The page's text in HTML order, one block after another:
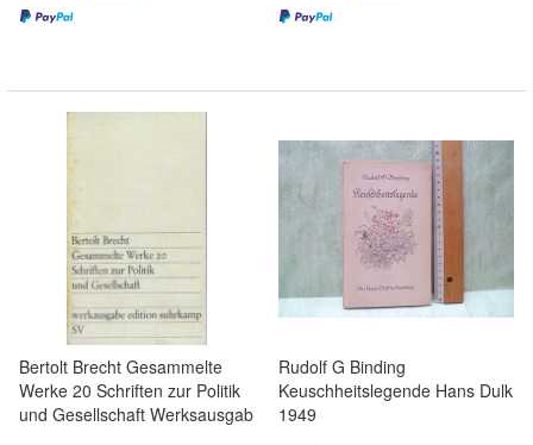
Bertolt Brecht Gesammelte
Werke 20 Schriften zur Politik
und Gesellschaft Werksausgab
Rudolf G Binding
Keuschheitslegende Hans Dulk
1949